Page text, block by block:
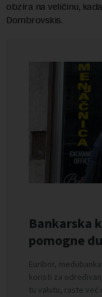
obzira na veličinu,
Dombrovskis.